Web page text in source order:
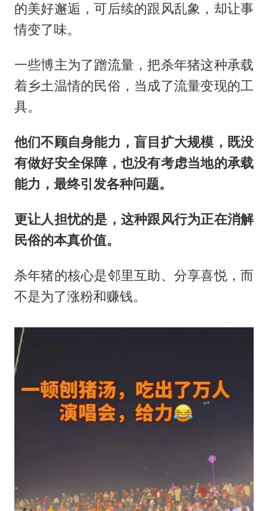
的美好邂逅，可后续的跟风乱象，却让事
情变了味。
一些博主为了蹭流量，把杀年猪这种承载
着乡土温情的民俗，当成了流量变现的工
具。
他们不顾自身能力，盲目扩大规模，既没
有做好安全保障，也没有考虑当地的承载
能力，最终引发各种问题。
更让人担忧的是，这种跟风行为正在消解
民俗的本真价值。
杀年猪的核心是邻里互助、分享喜悦，而
不是为了涨粉和赚钱。